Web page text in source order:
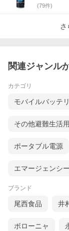
(79件)
関連ジャンル
カテゴリ
モバイルバッテ
その他避難生活
ポータブル電源
エマージェンシ
ブランド
尾西食品 井
ボローニャ